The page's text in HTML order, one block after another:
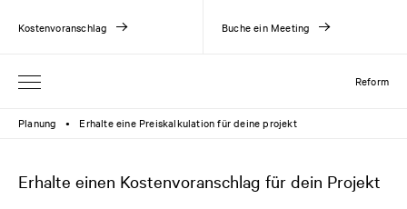
Reform
Kostenvoranschlag Buche ein Meeting
Planung ● Erhalte eine Preiskalkulation für deine projekt
Erhalte einen Kostenvoranschlag für dein Projekt